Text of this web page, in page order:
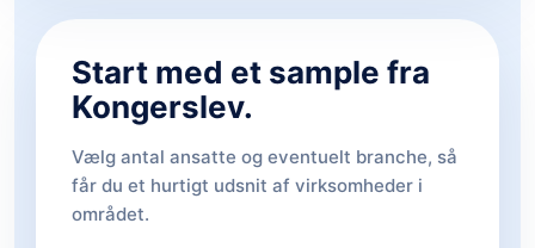
Start med et sample fra
Kongerslev.
Vælg antal ansatte og eventuelt branche, så
får du et hurtigt udsnit af virksomheder i
området.